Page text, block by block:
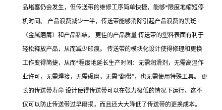
品堵塞仍会发生，但传送带的维修工序简单快捷，能够*限度地缩短停
机时间。 产品浪费减少一半，传送带能够消除引起产品浪费的黑斑
（金属磨屑）和产品粘结。 更佳的产品质量 传送带的塑料表面有利于
轻松释放产品，从而减少印痕。 传送带的模块化设计使得修理和更换
工作变得简捷，从而*程度地延长生产时间：无需润滑剂，无需高温作
业许可，无需焊接，无需碾磨，无需“翻带”，也无需使用特殊工具。 更
长的传送带寿命 设计使得传送带可以在张力极低的情况下运行，这不
仅可以防止传送带过早磨损，而且还大大降低了传送带的更换成本。